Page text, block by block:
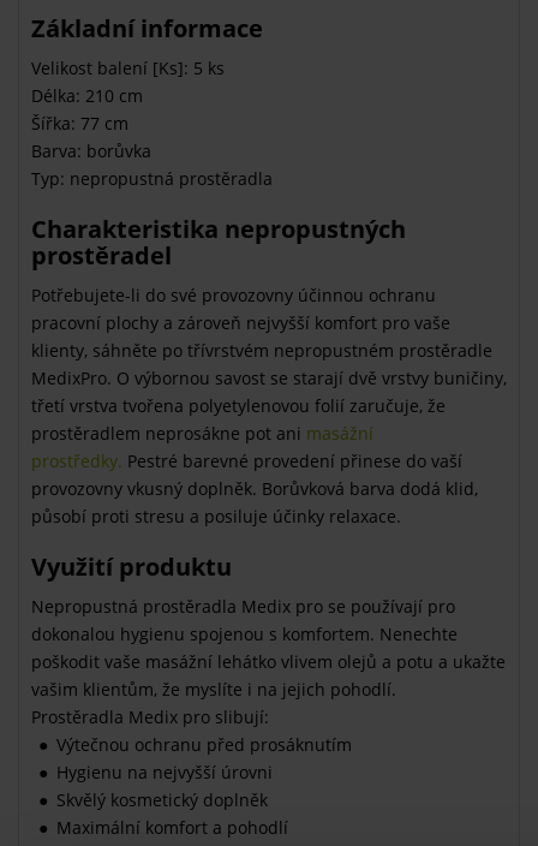
Základní informace
Velikost balení [Ks]: 5 ks
Délka: 210 cm
Šířka: 77 cm
Barva: borůvka
Typ: nepropustná prostěradla
Charakteristika nepropustných
prostěradel
Potřebujete-li do své provozovny účinnou ochranu
pracovní plochy a zároveň nejvyšší komfort pro vaše
klienty, sáhněte po třívrstvém nepropustném prostěradle
MedixPro. O výbornou savost se starají dvě vrstvy buničiny,
třetí vrstva tvořena polyetylenovou folií zaručuje, že
prostěradlem neprosákne pot ani masážní
prostředky. Pestré barevné provedení přinese do vaší
provozovny vkusný doplněk. Borůvková barva dodá klid,
působí proti stresu a posiluje účinky relaxace.
Využití produktu
Nepropustná prostěradla Medix pro se používají pro
dokonalou hygienu spojenou s komfortem. Nenechte
poškodit vaše masážní lehátko vlivem olejů a potu a ukažte
vašim klientům, že myslíte i na jejich pohodlí.
Prostěradla Medix pro slibují:
Výtečnou ochranu před prosáknutím
Hygienu na nejvyšší úrovni
Skvělý kosmetický doplněk
Maximální komfort a pohodlí